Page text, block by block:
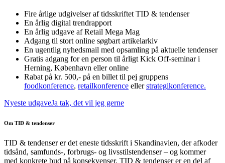
Fire årlige udgivelser af tidsskriftet TID & tendenser
En årlig digital trendrapport
En årlig udgave af Retail Mega Mag
Adgang til stort online søgbart artikelarkiv
En ugentlig nyhedsmail med opsamling på aktuelle tendenser
Gratis adgang for en person til årligt Kick Off-seminar i
Herning, København eller online
Rabat på kr. 500,- på en billet til pej gruppens
foodkonference, retailkonference ellerstrategikonference.
Nyeste udgaveJa tak, det vil jeg gerne
Om TID & tendenser
TID & tendenser er det eneste tidsskrift i Skandinavien, der afkoder
tidsånd, samfunds-, forbrugs- og livsstilstendenser – og kommer
med konkrete bud på konsekvenser. TID & tendenser er en del af